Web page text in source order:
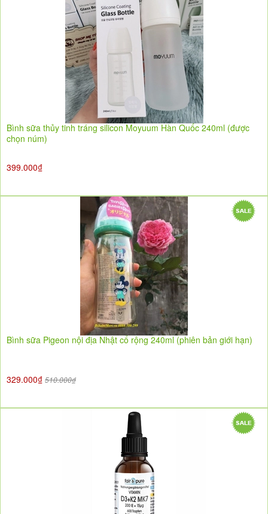
Bình sữa thủy tinh tráng silicon Moyuum Hàn Quốc 240ml (được
chọn núm)
399.000₫
Bình sữa Pigeon nội địa Nhật cổ rộng 240ml (phiên bản giới hạn)
329.000₫ 510.000₫